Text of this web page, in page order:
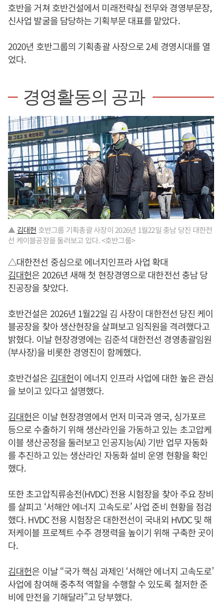
호반을 거쳐 호반건설에서 미래전략실 전무와 경영부문장,
신사업 발굴을 담당하는 기획부문 대표를 맡았다.
2020년 호반그룹의 기획총괄 사장으로 2세 경영시대를 열
었다.
경영활동의 공과
▲ 김대헌 호반그룹 기획총괄 사장이 2026년 1월22일 충남 당진 대한전
선 케이블공장을 둘러보고 있다. <호반그룹>
△대한전선 중심으로 에너지인프라 사업 확대
김대헌은 2026년 새해 첫 현장경영으로 대한전선 충남 당
진공장을 찾았다.
호반건설은 2026년 1월22일 김 사장이 대한전선 당진 케이
블공장을 찾아 생산현장을 살펴보고 임직원을 격려했다고
밝혔다. 이날 현장경영에는 김준석 대한전선 경영총괄임원
(부사장)을 비롯한 경영진이 함께했다.
호반건설은 김대헌이 에너지 인프라 사업에 대한 높은 관심
을 보이고 있다고 설명했다.
김대헌은 이날 현장경영에서 먼저 미국과 영국, 싱가포르
등으로 수출하기 위해 생산라인을 가동하고 있는 초고압케
이블 생산공정을 둘러보고 인공지능(AI) 기반 업무 자동화
를 추진하고 있는 생산라인 자동화 설비 운영 현황을 확인
했다.
또한 초고압직류송전(HVDC) 전용 시험장을 찾아 주요 장비
를 살피고 ‘서해안 에너지 고속도로’ 사업 준비 현황을 점검
했다. HVDC 전용 시험장은 대한전선이 국내외 HVDC 및 해
저케이블 프로젝트 수주 경쟁력을 높이기 위해 구축한 곳이
다.
김대헌은 이날 “국가 핵심 과제인 ‘서해안 에너지 고속도로’
사업에 참여해 중추적 역할을 수행할 수 있도록 철저한 준
비에 만전을 기해달라”고 당부했다.